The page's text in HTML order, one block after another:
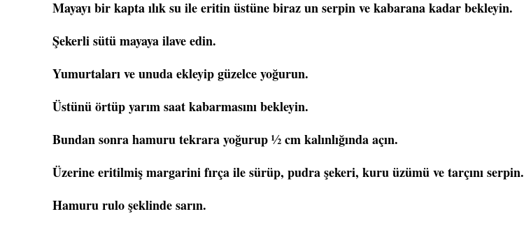
Mayayı bir kapta ılık su ile eritin üstüne biraz un serpin ve kabarana kadar bekleyin.
Şekerli sütü mayaya ilave edin.
Yumurtaları ve unuda ekleyip güzelce yoğurun.
Üstünü örtüp yarım saat kabarmasını bekleyin.
Bundan sonra hamuru tekrara yoğurup ½ cm kalınlığında açın.
Üzerine eritilmiş margarini fırça ile sürüp, pudra şekeri, kuru üzümü ve tarçını serpin.
Hamuru rulo şeklinde sarın.